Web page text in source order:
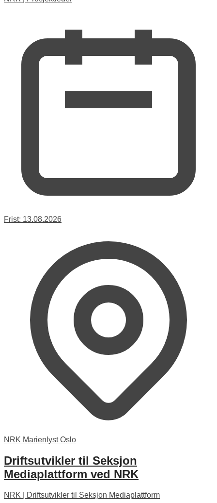
Frist: 13.08.2026
NRK Marienlyst Oslo
Driftsutvikler til Seksjon
Mediaplattform ved NRK
NRK Driftsutvikler til Seksjon Mediaplattform